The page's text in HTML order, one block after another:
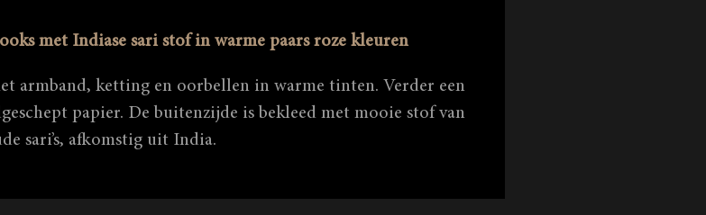
met Indiase sari stof in warme paars roze kleuren
armband, ketting en oorbellen in warme tinten. Verder een
papier. De buitenzijde is bekleed met mooie stof van
sari’s, afkomstig uit India.